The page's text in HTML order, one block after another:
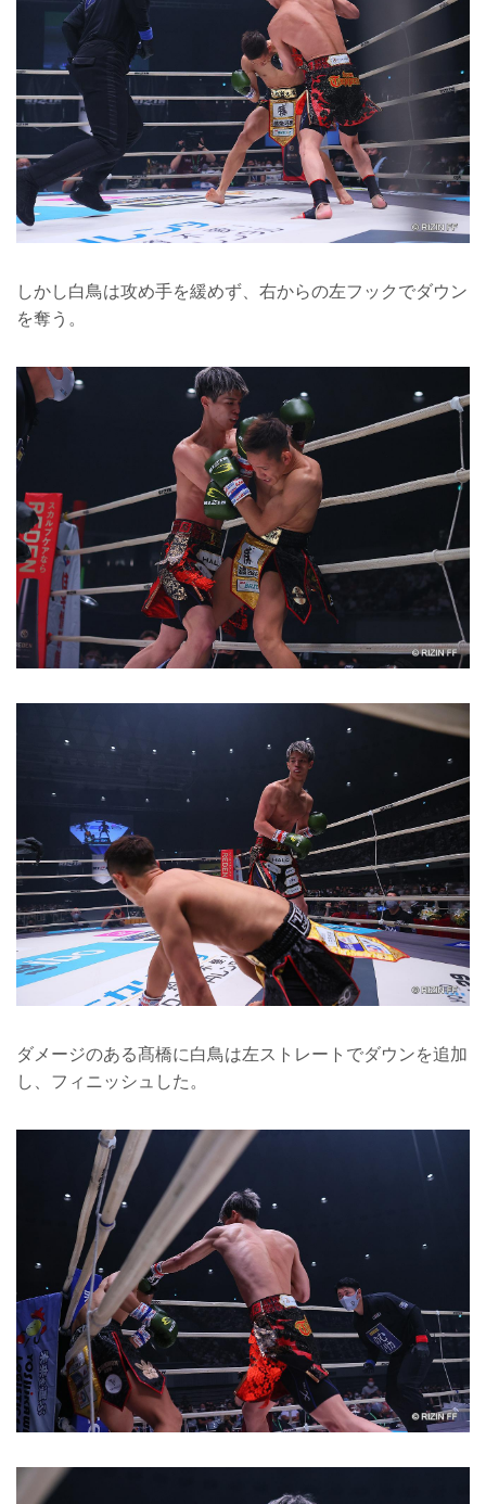
しかし白鳥は攻め手を緩めず、右からの左フックでダウン
を奪う。
ダメージのある髙橋に白鳥は左ストレートでダウンを追加
し、フィニッシュした。